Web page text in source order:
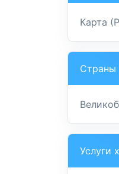
Карта
Страны
Услуги